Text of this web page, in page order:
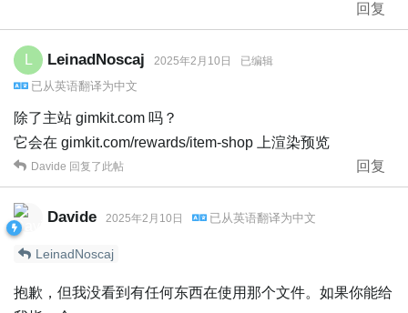
回复
LeinadNoscaj 2025年2月10日 已编辑
已从英语翻译为中文
除了主站 gimkit.com 吗？
它会在 gimkit.com/rewards/item-shop 上渲染预览
回复
Davide 回复了此帖
Davide 2025年2月10日 已从英语翻译为中文
LeinadNoscaj
抱歉，但我没看到有任何东西在使用那个文件。如果你能给